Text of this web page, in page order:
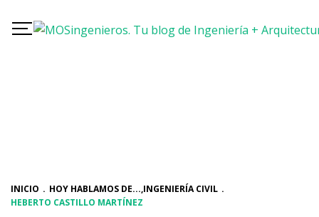
INICIO . HOY HABLAMOS DE...,INGENIERÍA CIVIL .
HEBERTO CASTILLO MARTÍNEZ